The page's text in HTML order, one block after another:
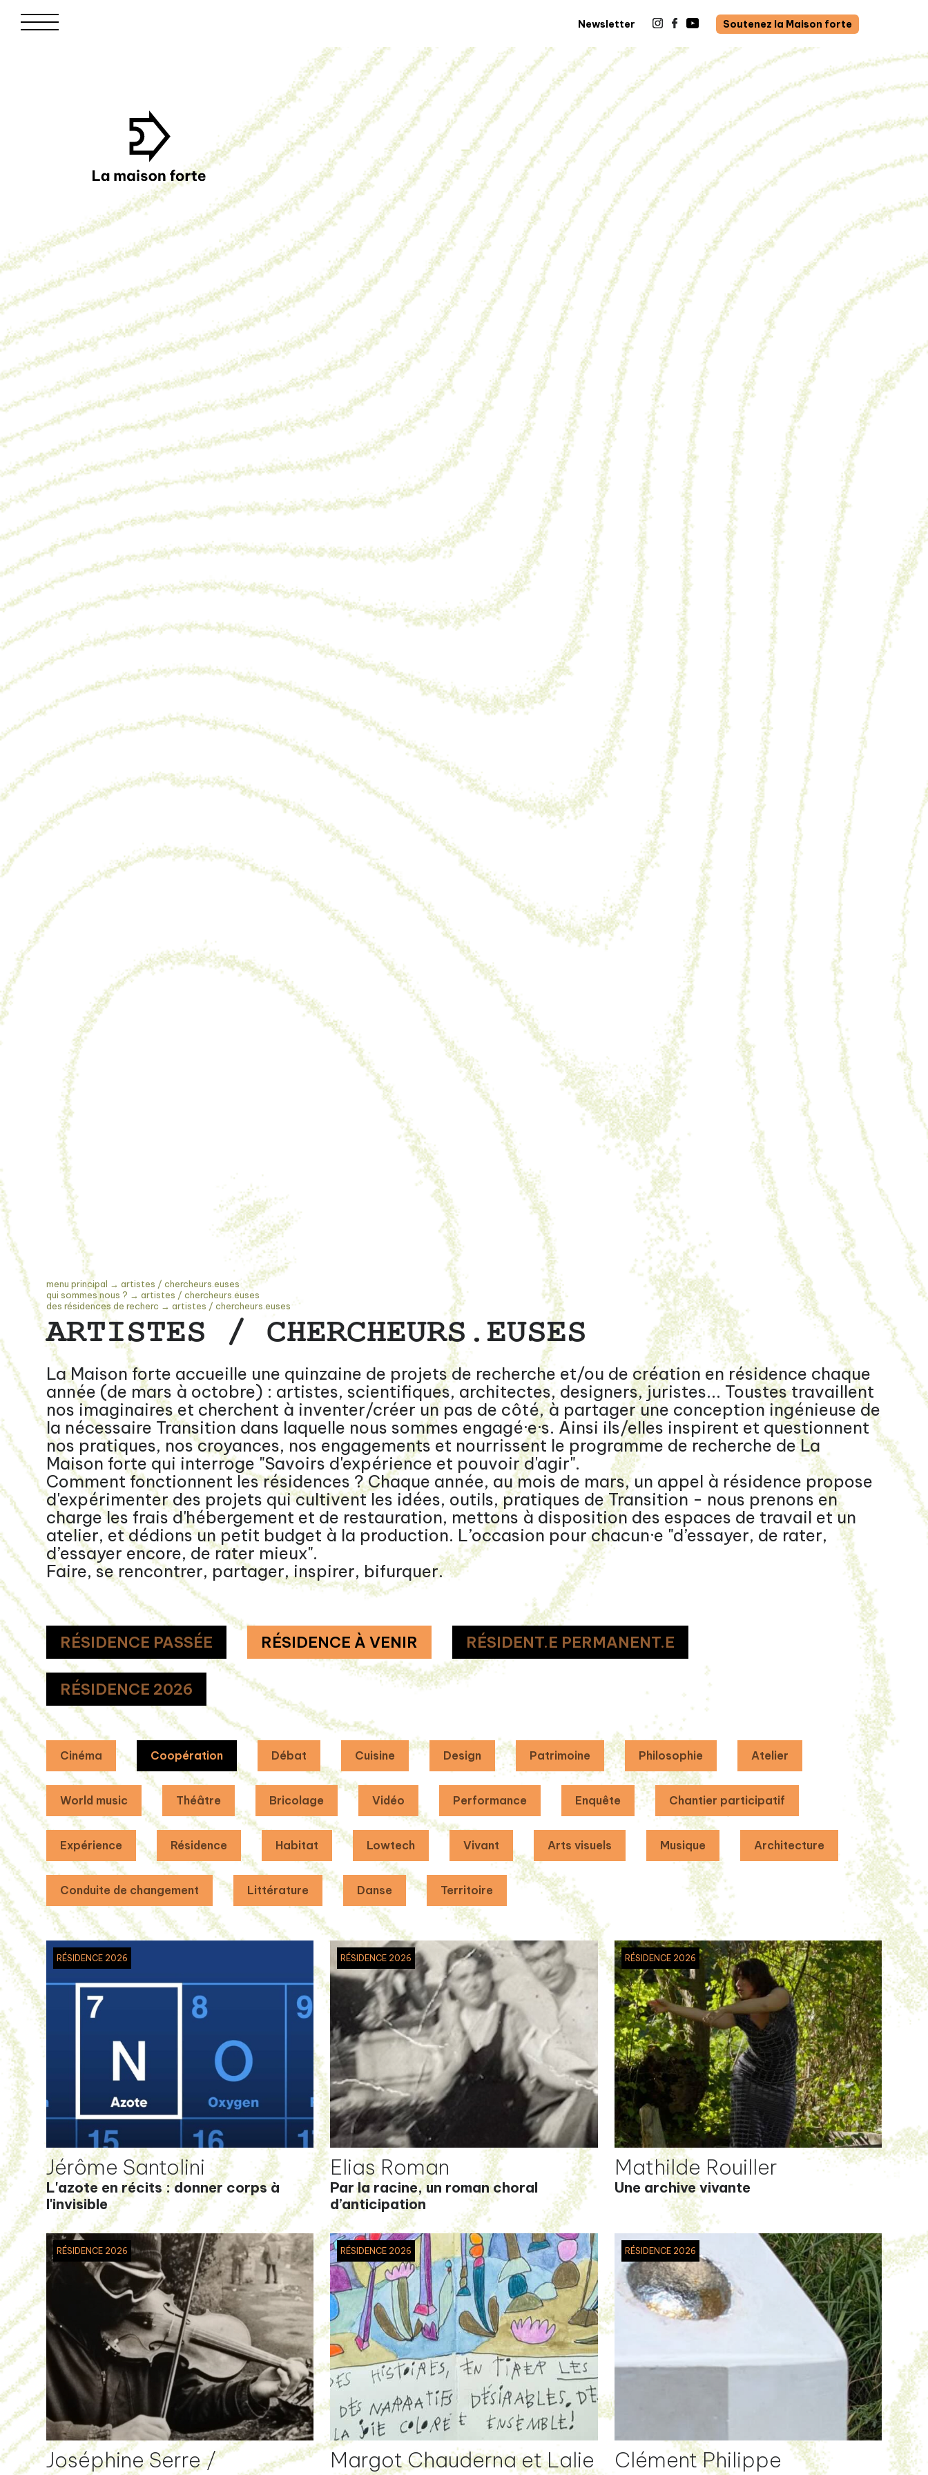
Newsletter Soutenez la Maison forte
menu principal →artistes / chercheurs.euses
qui sommes nous ? →artistes / chercheurs.euses
des résidences de recherc →artistes / chercheurs.euses
ARTISTES / CHERCHEURS.EUSES
La Maison forte accueille une quinzaine de projets de recherche et/ou de création en résidence chaque
année (de mars à octobre) : artistes, scientifiques, architectes, designers, juristes... Toustes travaillent
nos imaginaires et cherchent à inventer/créer un pas de côté, à partager une conception ingénieuse de
la nécessaire Transition dans laquelle nous sommes engagé·e·s. Ainsi ils/elles inspirent et questionnent
nos pratiques, nos croyances, nos engagements et nourrissent le programme de recherche de La
Maison forte qui interroge "Savoirs d'expérience et pouvoir d'agir".
Comment fonctionnent les résidences ? Chaque année, au mois de mars, un appel à résidence propose
d'expérimenter des projets qui cultivent les idées, outils, pratiques de Transition - nous prenons en
charge les frais d'hébergement et de restauration, mettons à disposition des espaces de travail et un
atelier, et dédions un petit budget à la production. L’occasion pour chacun·e "d’essayer, de rater,
d’essayer encore, de rater mieux".
Faire, se rencontrer, partager, inspirer, bifurquer.
RÉSIDENCE PASSÉE RÉSIDENCE À VENIR RÉSIDENT.E PERMANENT.E
RÉSIDENCE 2026
Cinéma Coopération Débat Cuisine Design Patrimoine Philosophie Atelier
World music Théâtre Bricolage Vidéo Performance Enquête Chantier participatif
Expérience Résidence Habitat Lowtech Vivant Arts visuels Musique Architecture
Conduite de changement Littérature Danse Territoire
RÉSIDENCE 2026
Jérôme Santolini
L'azote en récits : donner corps à
l'invisible
RÉSIDENCE 2026
Elias Roman
Par la racine, un roman choral
d’anticipation
RÉSIDENCE 2026
Mathilde Rouiller
Une archive vivante
RÉSIDENCE 2026
Joséphine Serre /
RÉSIDENCE 2026
Margot Chauderna et Lalie
RÉSIDENCE 2026
Clément Philippe